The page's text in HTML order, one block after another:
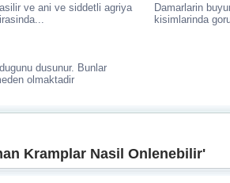
ve ani ve siddetli agriya
Damarlarin
kisimlarinda
dusunur. Bunlar
olmaktadir
Kramplar Nasil Onlenebilir'